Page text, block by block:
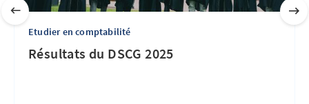
Etudier en comptabilité
Résultats du DSCG 2025